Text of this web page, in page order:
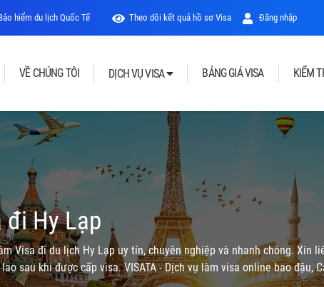
hiểm du lịch Quốc Tế Theo dõi kết quả hồ sơ Visa Đăng nhập
VỀ CHÚNG TÔI DỊCH VỤ VISA BẢNG GIÁ VISA KIỂM
đi Hy Lạp
Visa đi du lịch Hy Lạp uy tín, chuyên nghiệp và nhanh chóng.
sau khi được cấp visa. VISATA - Dịch vụ làm visa online bao đậu,